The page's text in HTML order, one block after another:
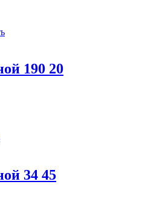
190 20
34 45